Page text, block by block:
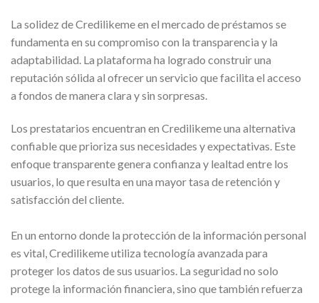
La solidez de Credilikeme en el mercado de préstamos se
fundamenta en su compromiso con la transparencia y la
adaptabilidad. La plataforma ha logrado construir una
reputación sólida al ofrecer un servicio que facilita el acceso
a fondos de manera clara y sin sorpresas.
Los prestatarios encuentran en Credilikeme una alternativa
confiable que prioriza sus necesidades y expectativas. Este
enfoque transparente genera confianza y lealtad entre los
usuarios, lo que resulta en una mayor tasa de retención y
satisfacción del cliente.
En un entorno donde la protección de la información personal
es vital, Credilikeme utiliza tecnología avanzada para
proteger los datos de sus usuarios. La seguridad no solo
protege la información financiera, sino que también refuerza